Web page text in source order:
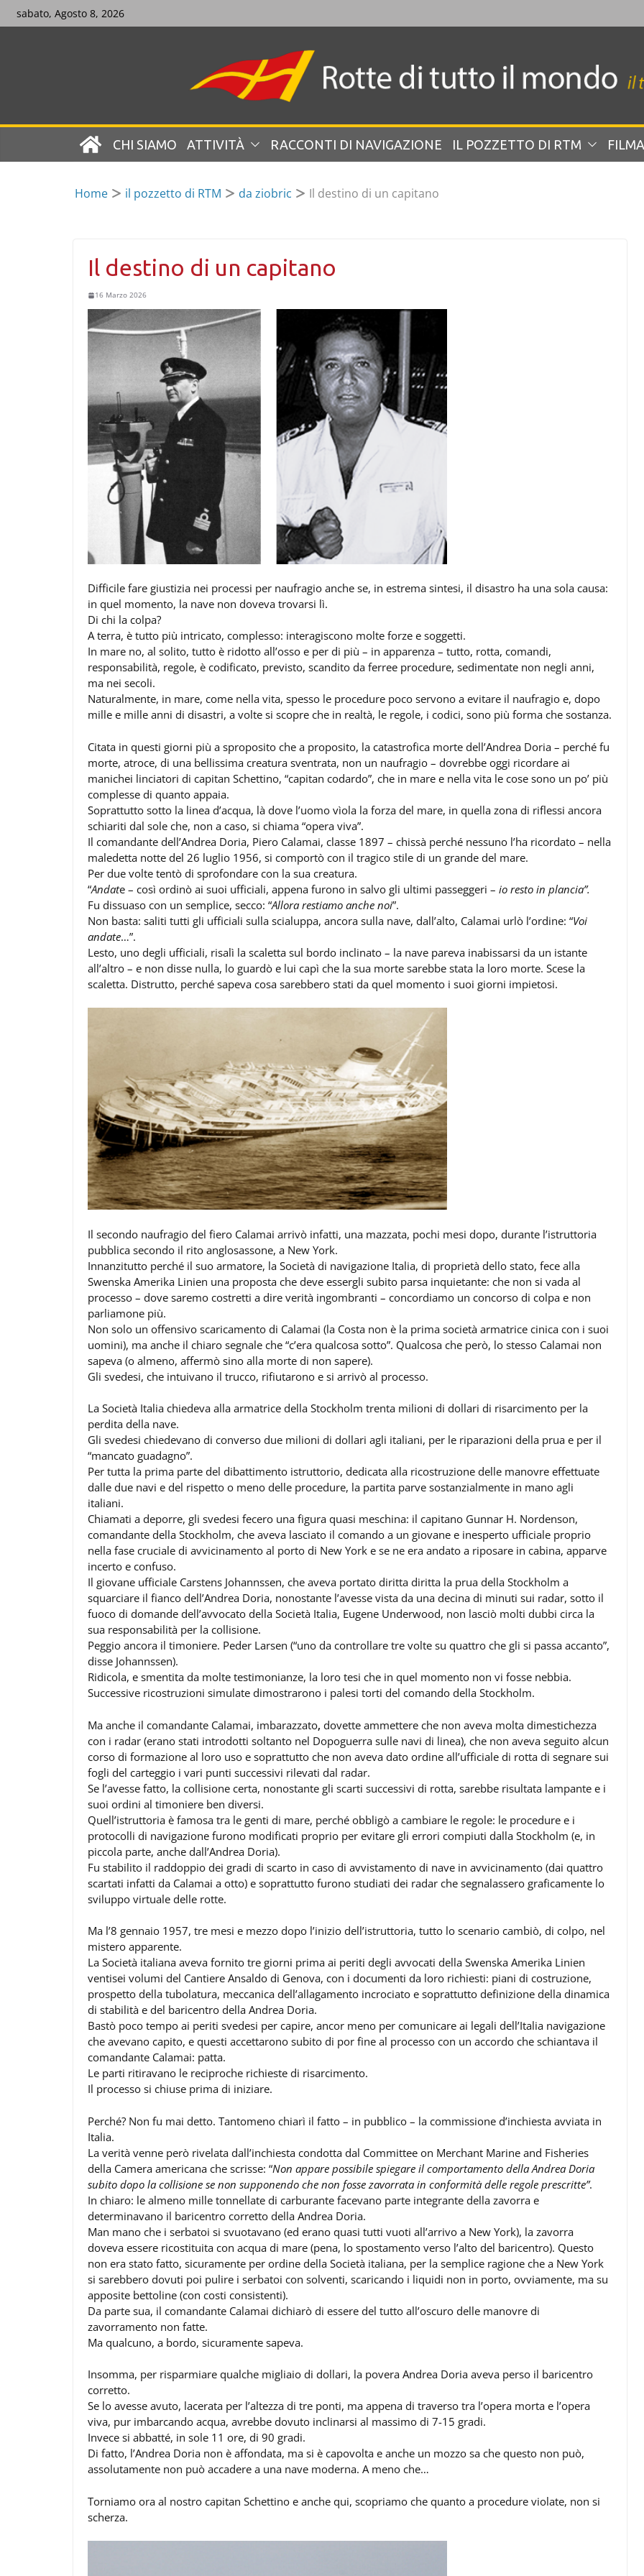
to
sabato, Agosto 8, 2026
CHI SIAMO ATTIVITÀ RACCONTI DI NAVIGAZIONE IL POZZETTO DI RTM
Home il pozzetto di RTM da ziobric Il destino di un capitano
Il destino di un capitano
16 Marzo 2026
Difficile fare giustizia nei processi per naufragio anche se, in estrema sintesi, il disastro ha una sola causa:
in quel momento, la nave non doveva trovarsi lì.
Di chi la colpa?
A terra, è tutto più intricato, complesso: interagiscono molte forze e soggetti.
In mare no, al solito, tutto è ridotto all’osso e per di più – in apparenza – tutto, rotta, comandi,
responsabilità, regole, è codificato, previsto, scandito da ferree procedure, sedimentate non negli anni,
ma nei secoli.
Naturalmente, in mare, come nella vita, spesso le procedure poco servono a evitare il naufragio e, dopo
mille e mille anni di disastri, a volte si scopre che in realtà, le regole, i codici, sono più forma che sostanza.
Citata in questi giorni più a sproposito che a proposito, la catastrofica morte dell’Andrea Doria – perché fu
morte, atroce, di una bellissima creatura sventrata, non un naufragio – dovrebbe oggi ricordare ai
manichei linciatori di capitan Schettino, “capitan codardo”, che in mare e nella vita le cose sono un po’ più
complesse di quanto appaia.
Soprattutto sotto la linea d’acqua, là dove l’uomo vìola la forza del mare, in quella zona di riflessi ancora
schiariti dal sole che, non a caso, si chiama “opera viva”.
Il comandante dell’Andrea Doria, Piero Calamai, classe 1897 – chissà perché nessuno l’ha ricordato – nella
maledetta notte del 26 luglio 1956, si comportò con il tragico stile di un grande del mare.
Per due volte tentò di sprofondare con la sua creatura.
“Andate – così ordinò ai suoi ufficiali, appena furono in salvo gli ultimi passeggeri – io resto in plancia”.
Fu dissuaso con un semplice, secco: “Allora restiamo anche noi”.
Non basta: saliti tutti gli ufficiali sulla scialuppa, ancora sulla nave, dall’alto, Calamai urlò l’ordine: “Voi
andate…”.
Lesto, uno degli ufficiali, risalì la scaletta sul bordo inclinato – la nave pareva inabissarsi da un istante
all’altro – e non disse nulla, lo guardò e lui capì che la sua morte sarebbe stata la loro morte. Scese la
scaletta. Distrutto, perché sapeva cosa sarebbero stati da quel momento i suoi giorni impietosi.
Il secondo naufragio del fiero Calamai arrivò infatti, una mazzata, pochi mesi dopo, durante l’istruttoria
pubblica secondo il rito anglosassone, a New York.
Innanzitutto perché il suo armatore, la Società di navigazione Italia, di proprietà dello stato, fece alla
Swenska Amerika Linien una proposta che deve essergli subito parsa inquietante: che non si vada al
processo – dove saremo costretti a dire verità ingombranti – concordiamo un concorso di colpa e non
parliamone più.
Non solo un offensivo scaricamento di Calamai (la Costa non è la prima società armatrice cinica con i suoi
uomini), ma anche il chiaro segnale che “c’era qualcosa sotto”. Qualcosa che però, lo stesso Calamai non
sapeva (o almeno, affermò sino alla morte di non sapere).
Gli svedesi, che intuivano il trucco, rifiutarono e si arrivò al processo.
La Società Italia chiedeva alla armatrice della Stockholm trenta milioni di dollari di risarcimento per la
perdita della nave.
Gli svedesi chiedevano di converso due milioni di dollari agli italiani, per le riparazioni della prua e per il
“mancato guadagno”.
Per tutta la prima parte del dibattimento istruttorio, dedicata alla ricostruzione delle manovre effettuate
dalle due navi e del rispetto o meno delle procedure, la partita parve sostanzialmente in mano agli
italiani.
Chiamati a deporre, gli svedesi fecero una figura quasi meschina: il capitano Gunnar H. Nordenson,
comandante della Stockholm, che aveva lasciato il comando a un giovane e inesperto ufficiale proprio
nella fase cruciale di avvicinamento al porto di New York e se ne era andato a riposare in cabina, apparve
incerto e confuso.
Il giovane ufficiale Carstens Johannssen, che aveva portato diritta diritta la prua della Stockholm a
squarciare il fianco dell’Andrea Doria, nonostante l’avesse vista da una decina di minuti sui radar, sotto il
fuoco di domande dell’avvocato della Società Italia, Eugene Underwood, non lasciò molti dubbi circa la
sua responsabilità per la collisione.
Peggio ancora il timoniere. Peder Larsen (“uno da controllare tre volte su quattro che gli si passa accanto”,
disse Johannssen).
Ridicola, e smentita da molte testimonianze, la loro tesi che in quel momento non vi fosse nebbia.
Successive ricostruzioni simulate dimostrarono i palesi torti del comando della Stockholm.
Ma anche il comandante Calamai, imbarazzato, dovette ammettere che non aveva molta dimestichezza
con i radar (erano stati introdotti soltanto nel Dopoguerra sulle navi di linea), che non aveva seguito alcun
corso di formazione al loro uso e soprattutto che non aveva dato ordine all’ufficiale di rotta di segnare sui
fogli del carteggio i vari punti successivi rilevati dal radar.
Se l’avesse fatto, la collisione certa, nonostante gli scarti successivi di rotta, sarebbe risultata lampante e i
suoi ordini al timoniere ben diversi.
Quell’istruttoria è famosa tra le genti di mare, perché obbligò a cambiare le regole: le procedure e i
protocolli di navigazione furono modificati proprio per evitare gli errori compiuti dalla Stockholm (e, in
piccola parte, anche dall’Andrea Doria).
Fu stabilito il raddoppio dei gradi di scarto in caso di avvistamento di nave in avvicinamento (dai quattro
scartati infatti da Calamai a otto) e soprattutto furono studiati dei radar che segnalassero graficamente lo
sviluppo virtuale delle rotte.
Ma l’8 gennaio 1957, tre mesi e mezzo dopo l’inizio dell’istruttoria, tutto lo scenario cambiò, di colpo, nel
mistero apparente.
La Società italiana aveva fornito tre giorni prima ai periti degli avvocati della Swenska Amerika Linien
ventisei volumi del Cantiere Ansaldo di Genova, con i documenti da loro richiesti: piani di costruzione,
prospetto della tubolatura, meccanica dell’allagamento incrociato e soprattutto definizione della dinamica
di stabilità e del baricentro della Andrea Doria.
Bastò poco tempo ai periti svedesi per capire, ancor meno per comunicare ai legali dell’Italia navigazione
che avevano capito, e questi accettarono subito di por fine al processo con un accordo che schiantava il
comandante Calamai: patta.
Le parti ritiravano le reciproche richieste di risarcimento.
Il processo si chiuse prima di iniziare.
Perché? Non fu mai detto. Tantomeno chiarì il fatto – in pubblico – la commissione d’inchiesta avviata in
Italia.
La verità venne però rivelata dall’inchiesta condotta dal Committee on Merchant Marine and Fisheries
della Camera americana che scrisse: “Non appare possibile spiegare il comportamento della Andrea Doria
subito dopo la collisione se non supponendo che non fosse zavorrata in conformità delle regole prescritte”.
In chiaro: le almeno mille tonnellate di carburante facevano parte integrante della zavorra e
determinavano il baricentro corretto della Andrea Doria.
Man mano che i serbatoi si svuotavano (ed erano quasi tutti vuoti all’arrivo a New York), la zavorra
doveva essere ricostituita con acqua di mare (pena, lo spostamento verso l’alto del baricentro). Questo
non era stato fatto, sicuramente per ordine della Società italiana, per la semplice ragione che a New York
si sarebbero dovuti poi pulire i serbatoi con solventi, scaricando i liquidi non in porto, ovviamente, ma su
apposite bettoline (con costi consistenti).
Da parte sua, il comandante Calamai dichiarò di essere del tutto all’oscuro delle manovre di
zavorramento non fatte.
Ma qualcuno, a bordo, sicuramente sapeva.
Insomma, per risparmiare qualche migliaio di dollari, la povera Andrea Doria aveva perso il baricentro
corretto.
Se lo avesse avuto, lacerata per l’altezza di tre ponti, ma appena di traverso tra l’opera morta e l’opera
viva, pur imbarcando acqua, avrebbe dovuto inclinarsi al massimo di 7-15 gradi.
Invece si abbatté, in sole 11 ore, di 90 gradi.
Di fatto, l’Andrea Doria non è affondata, ma si è capovolta e anche un mozzo sa che questo non può,
assolutamente non può accadere a una nave moderna. A meno che…
Torniamo ora al nostro capitan Schettino e anche qui, scopriamo che quanto a procedure violate, non si
scherza.